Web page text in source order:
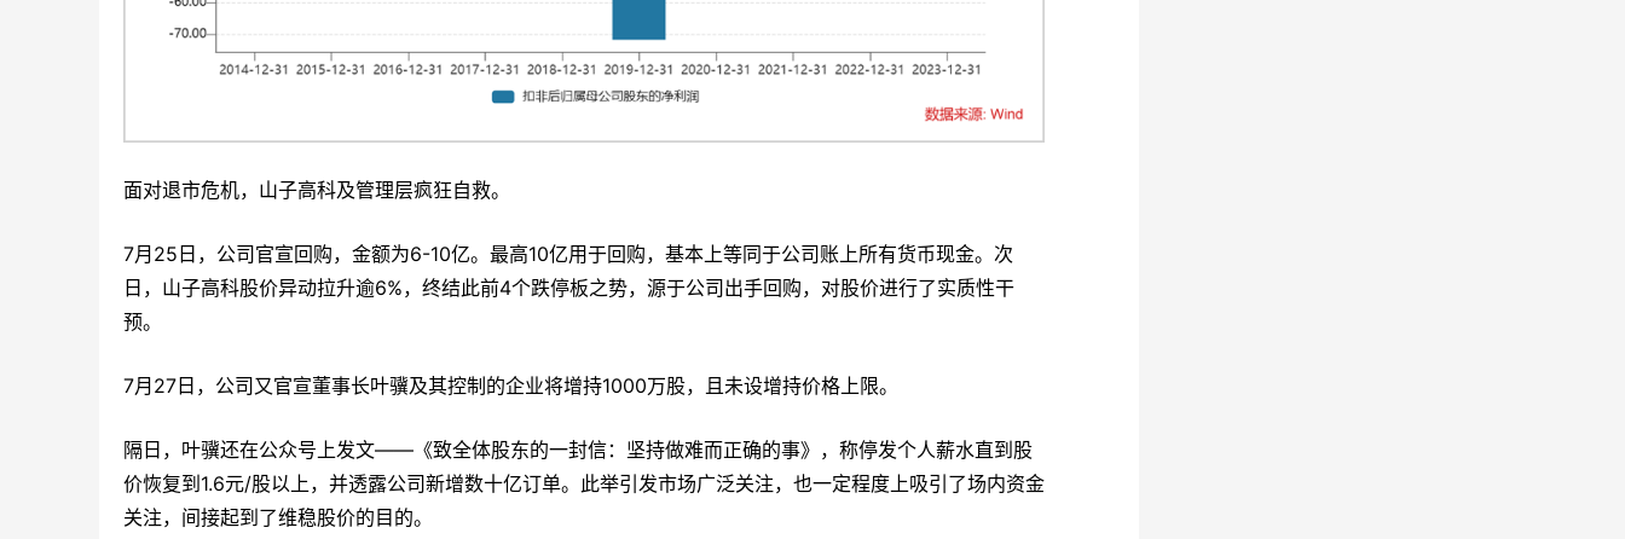
面对退市危机，山子高科及管理层疯狂自救。
7月25日，公司官宣回购，金额为6-10亿。最高10亿用于回购，基本上等同于公司账上所有货币现金。次
日，山子高科股价异动拉升逾6%，终结此前4个跌停板之势，源于公司出手回购，对股价进行了实质性干
预。
7月27日，公司又官宣董事长叶骥及其控制的企业将增持1000万股，且未设增持价格上限。
隔日，叶骥还在公众号上发文——《致全体股东的一封信：坚持做难而正确的事》，称停发个人薪水直到股
价恢复到1.6元/股以上，并透露公司新增数十亿订单。此举引发市场广泛关注，也一定程度上吸引了场内资金
关注，间接起到了维稳股价的目的。